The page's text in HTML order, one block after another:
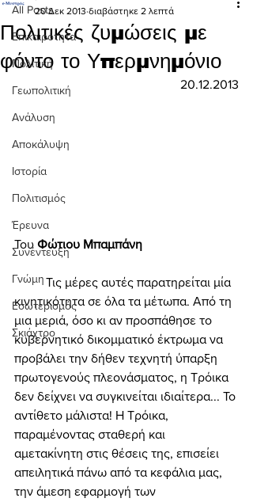
All Posts
Επικαιρότητα
Πολιτική
Γεωπολιτική
Ανάλυση
Αποκάλυψη
Ιστορία
Πολιτισμός
Έρευνα
Συνέντευξη
Γνώμη
Εσωτερισμός
Σκιάχτρο
Πολιτικές ζυμώσεις με
φόντο το Υπερμνημόνιο
20 Δεκ 2013 διαβάστηκε 2 λεπτά
20.12.2013
Του Φώτιου Μπαμπάνη
	Τις μέρες αυτές παρατηρείται μία
κινητικότητα σε όλα τα μέτωπα. Από τη
μια μεριά, όσο κι αν προσπάθησε το
κυβερνητικό δικομματικό έκτρωμα να
προβάλει την δήθεν τεχνητή ύπαρξη
πρωτογενούς πλεονάσματος, η Τρόικα
δεν δείχνει να συγκινείται ιδιαίτερα... Το
αντίθετο μάλιστα! Η Τρόικα,
παραμένοντας σταθερή και
αμετακίνητη στις θέσεις της, επισείει
απειλητικά πάνω από τα κεφάλια μας,
την άμεση εφαρμογή των